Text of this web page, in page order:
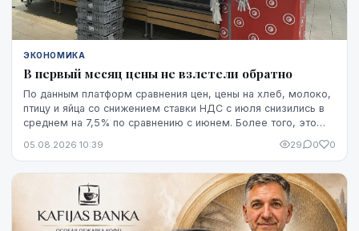
ЭКОНОМИКА
В первый месяц цены не взлетели обратно
По данным платформ сравнения цен, цены на хлеб, молоко,
птицу и яйца со снижением ставки НДС с июля снизились в
среднем на 7,5% по сравнению с июнем. Более того, это
данный момент - до начала августа.
05.08.2026 10:39 29 0 0